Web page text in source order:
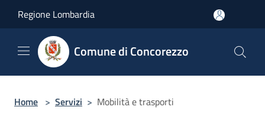
Regione Lombardia
Comune di Concorezzo
Home > Servizi > Mobilità e trasporti